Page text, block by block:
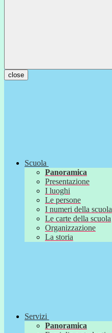
close
Scuola
Panoramica
Presentazione
I luoghi
Le persone
I numeri della scuola
Le carte della scuola
Organizzazione
La storia
Servizi
Panoramica